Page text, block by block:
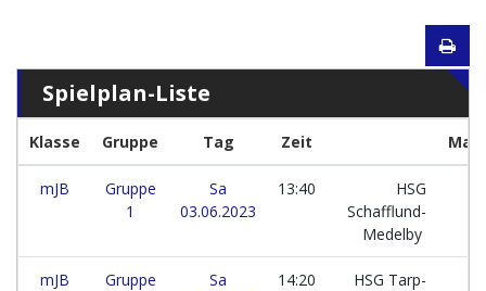
Spielplan-Liste
Klasse Gruppe Tag Zeit
mJB
Gruppe
1
Sa
03.06.2023
13:40
HSG
Schafflund-
Medelby
mJB
Gruppe
Sa
14:20
HSG Tarp-